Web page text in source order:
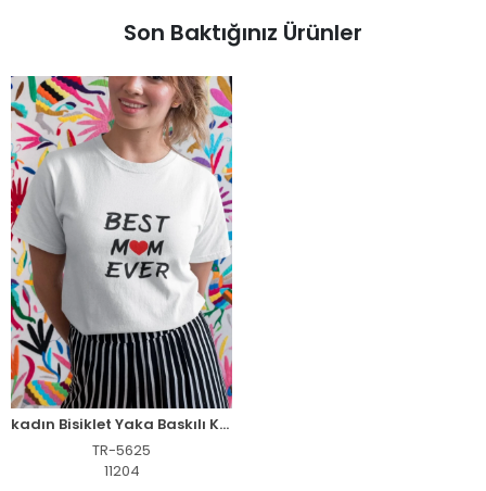
Son Baktığınız Ürünler
kadın Bisiklet Yaka Baskılı Kısa kol Oversize T-Shirt - Beyaz
TR-5625
11204